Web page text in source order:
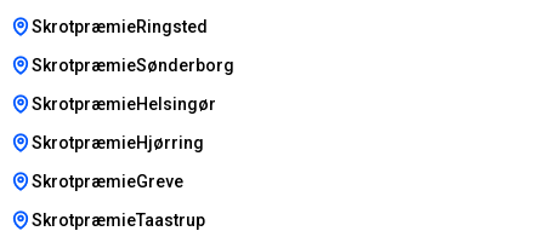
SkrotpræmieRingsted
SkrotpræmieSønderborg
SkrotpræmieHelsingør
SkrotpræmieHjørring
SkrotpræmieGreve
SkrotpræmieTaastrup